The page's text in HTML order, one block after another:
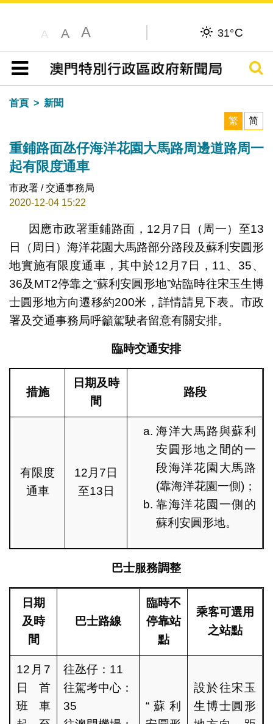
A A A 31°C
目錄
搜尋
首頁
新聞
繁
简
重鋪路面氹仔海洋花園大馬路周邊道路周一
起有限度通車
市政署 / 交通事務局
2020-12-04 15:22
因應市政署重鋪路面，12月7日（周一）至13
日（周日）海洋花園大馬路部分路段及蘇利安圓形
地實施有限度通車，其中於12月7日，11、35、
36及MT2停靠之“蘇利安圓形地”站臨時往宋玉生博
士圓形地方向遷移約200米，詳情請見下表。市政
署及交通事務局呼籲駕駛者留意有關安排。
臨時交通安排
措施
日期及 時
間
路段
有限度
通車
12月7日
至13日
海洋大馬路與蘇利
安圓形地之間的一
段海洋花園大馬路
(靠海洋花園一側)；
靠海洋花園一側的
蘇利安圓形地。
巴士服務調整
日期
及時
間
巴士路線
臨時不
停靠站
點
乘客可選用
之站點
12月7
日首
班車
往氹仔：11
往駕考中心：
35
“蘇利
設於往宋玉
生博士圓形